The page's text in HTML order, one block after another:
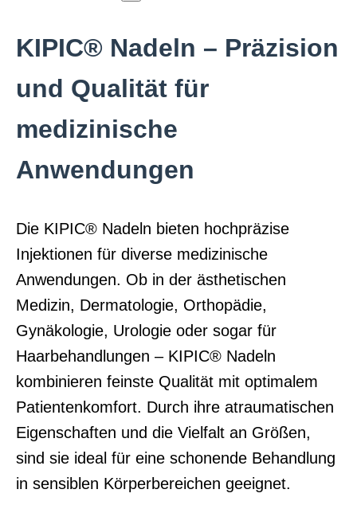
KIPIC® Nadeln – Präzision
und Qualität für
medizinische
Anwendungen
Die KIPIC® Nadeln bieten hochpräzise
Injektionen für diverse medizinische
Anwendungen. Ob in der ästhetischen
Medizin, Dermatologie, Orthopädie,
Gynäkologie, Urologie oder sogar für
Haarbehandlungen – KIPIC® Nadeln
kombinieren feinste Qualität mit optimalem
Patientenkomfort. Durch ihre atraumatischen
Eigenschaften und die Vielfalt an Größen,
sind sie ideal für eine schonende Behandlung
in sensiblen Körperbereichen geeignet.